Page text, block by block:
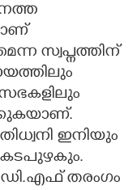
സ്വപ്നത്തിന്
ഇനിയും
തരംഗം